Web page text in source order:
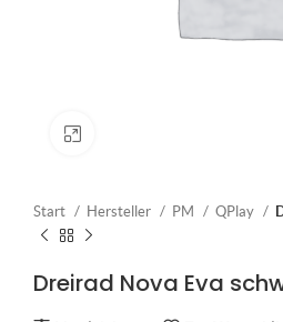
Start Hersteller PM QPlay
Dreirad Nova Eva